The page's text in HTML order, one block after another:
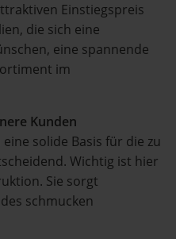
Einstiegspreis
die sich eine
eine spannende
im
Kunden
solide Basis für die zu
Wichtig ist hier
Sie sorgt
schmucken